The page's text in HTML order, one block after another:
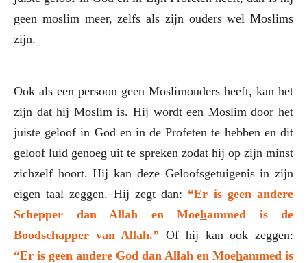
geen moslim meer, zelfs als zijn ouders wel Moslims
zijn.
Ook als een persoon geen Moslimouders heeft, kan het
zijn dat hij Moslim is. Hij wordt een Moslim door het
juiste geloof in God en in de Profeten te hebben en dit
geloof luid genoeg uit te spreken zodat hij op zijn minst
zichzelf hoort. Hij kan deze Geloofsgetuigenis in zijn
eigen taal zeggen. Hij zegt dan: “Er is geen andere
Schepper dan Allah en Moehammed is de
Boodschapper van Allah.” Of hij kan ook zeggen:
“Er is geen andere God dan Allah en Moehammed is